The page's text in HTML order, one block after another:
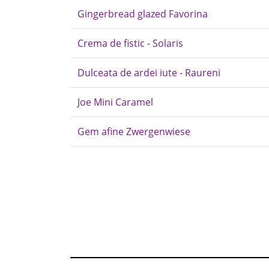
Gingerbread glazed Favorina
Crema de fistic - Solaris
Dulceata de ardei iute - Raureni
Joe Mini Caramel
Gem afine Zwergenwiese